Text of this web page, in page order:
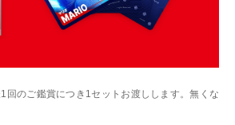
のご鑑賞につき1セットお渡しします。無くな